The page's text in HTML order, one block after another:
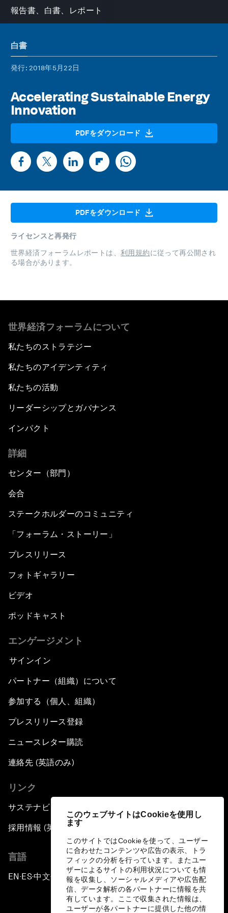
このウェブサイトはCookieを使用し
ます
このサイトではCookieを使って、ユーザー
に合わせたコンテンツや広告の表示、トラ
フィックの分析を行っています。またユー
ザーによるサイトの利用状況についても情
報を収集し、ソーシャルメディアや広告配
信、データ解析の各パートナーに情報を共
有しています。ここで収集された情報は、
ユーザーが各パートナーに提供した他の情
報告書、白書、レポート
白書
発行: 2018年5月22日
Accelerating Sustainable Energy
Innovation
PDFをダウンロード
PDFをダウンロード
ライセンスと再発行
世界経済フォーラムレポートは、 利用規約に従って再公開され
る場合があります。
世界経済フォーラムについて
私たちのストラテジー
私たちのアイデンティティ
私たちの活動
リーダーシップとガバナンス
インパクト
詳細
センター（部門）
会合
ステークホルダーのコミュニティ
「フォーラム・ストーリー」
プレスリリース
フォトギャラリー
ビデオ
ポッドキャスト
エンゲージメント
サインイン
パートナー（組織）について
参加する（個人、組織）
プレスリリース登録
ニュースレター購読
連絡先 (英語のみ)
リンク
サステナビリティへの取り組み
採用情報 (英語のみ)
言語
EN ▪ ES▪中文▪ 日本語